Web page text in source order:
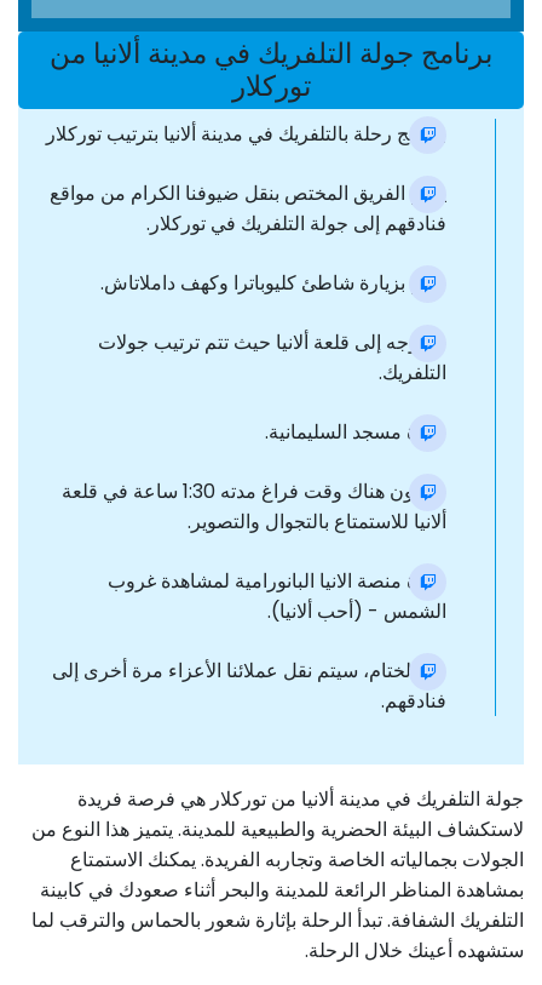
برنامج جولة التلفريك في مدينة ألانيا من
توركلار
برنامج رحلة بالتلفريك في مدينة ألانيا بترتيب توركلار
يقوم الفريق المختص بنقل ضيوفنا الكرام من مواقع
فنادقهم إلى جولة التلفريك في توركلار.
نقوم بزيارة شاطئ كليوباترا وكهف داملاتاش.
سنتوجه إلى قلعة ألانيا حيث تتم ترتيب جولات
التلفريك.
زيارة مسجد السليمانية.
سيكون هناك وقت فراغ مدته 1:30 ساعة في قلعة
ألانيا للاستمتاع بالتجوال والتصوير.
زيارة منصة الانيا البانورامية لمشاهدة غروب
الشمس - (أحب ألانيا).
في الختام، سيتم نقل عملائنا الأعزاء مرة أخرى إلى
فنادقهم.
جولة التلفريك في مدينة ألانيا من توركلار هي فرصة فريدة
لاستكشاف البيئة الحضرية والطبيعية للمدينة. يتميز هذا النوع من
الجولات بجمالياته الخاصة وتجاربه الفريدة. يمكنك الاستمتاع
بمشاهدة المناظر الرائعة للمدينة والبحر أثناء صعودك في كابينة
التلفريك الشفافة. تبدأ الرحلة بإثارة شعور بالحماس والترقب لما
ستشهده أعينك خلال الرحلة.